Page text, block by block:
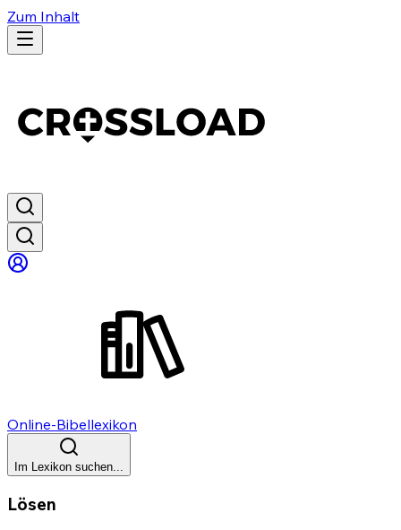
Zum Inhalt
Online-Bibellexikon
Im Lexikon suchen...
Lösen